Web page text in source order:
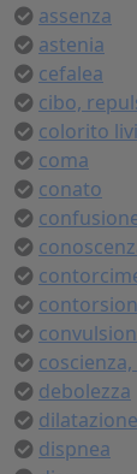
assenza
astenia
cefalea
cibo,
colorito
coma
conato
debolezza
dilatazione
dispnea